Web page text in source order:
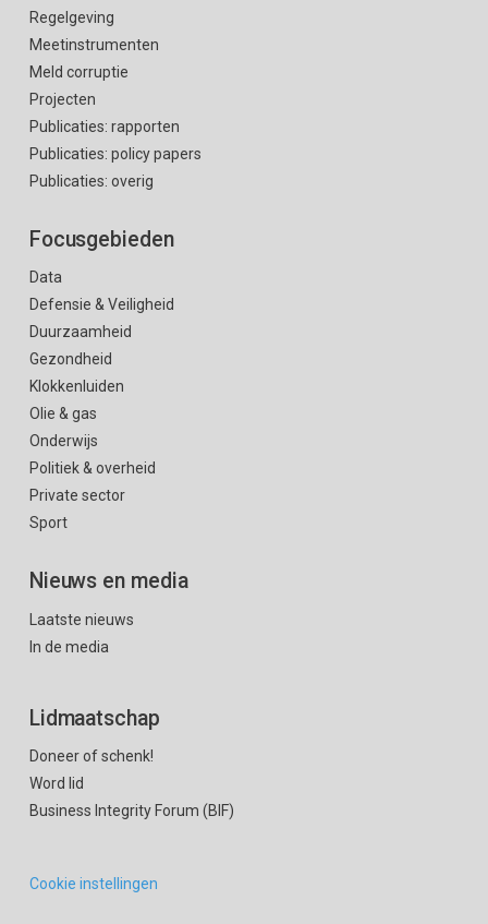
Regelgeving
Meetinstrumenten
Meld corruptie
Projecten
Publicaties: rapporten
Publicaties: policy papers
Publicaties: overig
Focusgebieden
Data
Defensie & Veiligheid
Duurzaamheid
Gezondheid
Klokkenluiden
Olie & gas
Onderwijs
Politiek & overheid
Private sector
Sport
Nieuws en media
Laatste nieuws
In de media
Lidmaatschap
Doneer of schenk!
Word lid
Business Integrity Forum (BIF)
Cookie instellingen